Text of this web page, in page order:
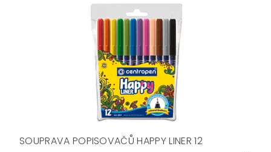
SOUPRAVA POPISOVAČŮ HAPPY LINER 12